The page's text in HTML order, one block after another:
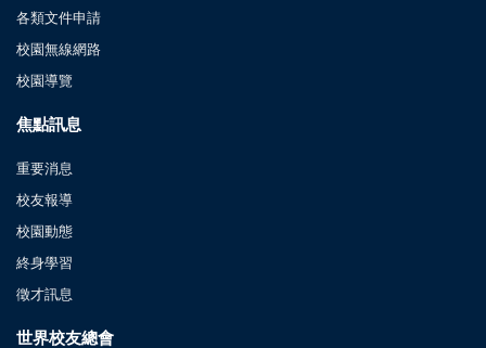
各類文件申請
校園無線網路
校園導覽
焦點訊息
重要消息
校友報導
校園動態
終身學習
徵才訊息
世界校友總會